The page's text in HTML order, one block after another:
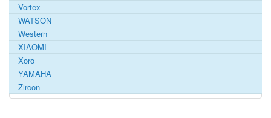
Vortex
WATSON
Western
XIAOMI
Xoro
YAMAHA
Zircon